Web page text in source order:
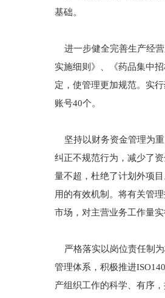
基础。
进一步健全完善生产经营
实施细则》、《药品集中
定，使管理更加规范。实
账号40个。
坚持以财务资金管理为重
纠正不规范行为，减少了
量不超，杜绝了计划外项
用的有效机制。将有关管
市场，对主营业务工作量
严格落实以岗位责任制为
管理体系，积极推进
产组织工作的科学、有序，